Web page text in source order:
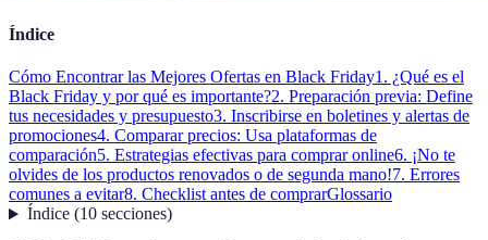
Índice
Cómo Encontrar las Mejores Ofertas en Black Friday1. ¿Qué es el
Black Friday y por qué es importante?2. Preparación previa: Define
tus necesidades y presupuesto3. Inscribirse en boletines y alertas de
promociones4. Comparar precios: Usa plataformas de
comparación5. Estrategias efectivas para comprar online6. ¡No te
olvides de los productos renovados o de segunda mano!7. Errores
comunes a evitar8. Checklist antes de comprarGlossario
Índice(10 secciones)